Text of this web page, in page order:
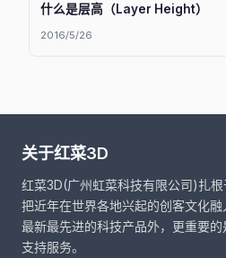
什么是层高（Layer Height）
2016/5/26
关于红菜3D
红菜3D(广州虹菜科技有限公司)扎
把近年在世界各地兴起的创客文化
最新最先进的科技产品外，更重要
支持服务。